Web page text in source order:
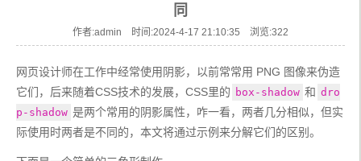
同
作者:admin 时间:2024-4-17 21:10:35 浏览:322
网页设计师在工作中经常使用阴影，以前常常用 PNG 图像来伪造
它们，后来随着CSS技术的发展，CSS里的 box-shadow 和 dro
p-shadow 是两个常用的阴影属性，咋一看，两者几分相似，但实
际使用时两者是不同的，本文将通过示例来分解它们的区别。